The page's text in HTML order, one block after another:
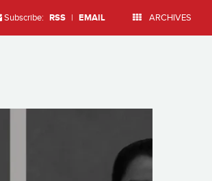
Subscribe: RSS | EMAIL ARCHIVES